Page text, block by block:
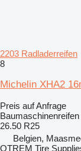
2203 Radladerreifen
8
Michelin XHA2
Preis auf Anfrage
26.50 R25
Belgien,
OTREM Tire